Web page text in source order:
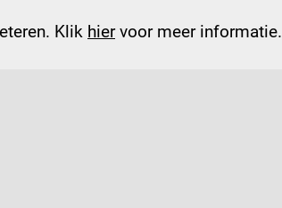
de zorg
Klik hiervoor meer informatie.